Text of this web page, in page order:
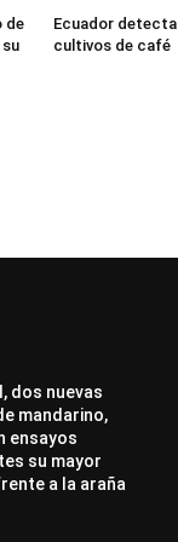
de
Ecuador detecta
cultivos de café
dos nuevas
mandarino,
ensayos
su mayor
a la araña